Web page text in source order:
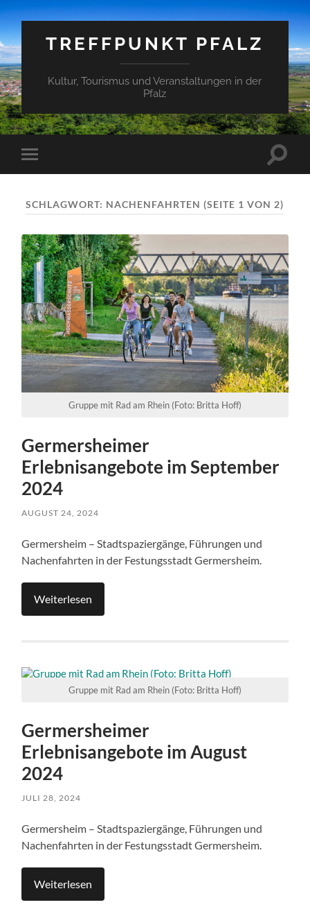
TREFFPUNKT PFALZ
Kultur, Tourismus und Veranstaltungen in der
Pfalz
Mobile-
Menü
SCHLAGWORT: NACHENFAHRTEN (SEITE 1 VON 2)
Gruppe mit Rad am Rhein (Foto: Britta Hoff)
Germersheimer
Erlebnisangebote im September
2024
AUGUST 24, 2024
Germersheim – Stadtspaziergänge, Führungen und
Nachenfahrten in der Festungsstadt Germersheim.
Weiterlesen
Gruppe mit Rad am Rhein (Foto: Britta Hoff)
Germersheimer
Erlebnisangebote im August
2024
JULI 28, 2024
Germersheim – Stadtspaziergänge, Führungen und
Nachenfahrten in der Festungsstadt Germersheim.
Weiterlesen